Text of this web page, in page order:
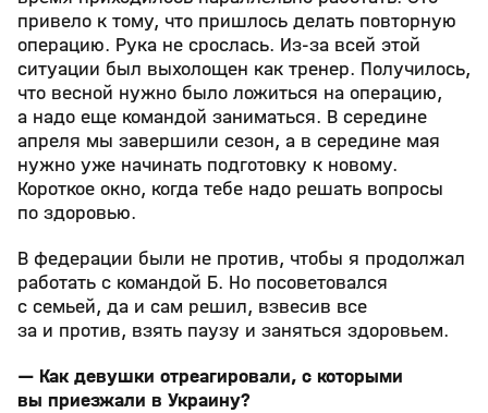
привело к тому, что пришлось делать повторную
операцию. Рука не срослась. Из-за всей этой
ситуации был выхолощен как тренер. Получилось,
что весной нужно было ложиться на операцию,
а надо еще командой заниматься. В середине
апреля мы завершили сезон, а в середине мая
нужно уже начинать подготовку к новому.
Короткое окно, когда тебе надо решать вопросы
по здоровью.
В федерации были не против, чтобы я продолжал
работать с командой Б. Но посоветовался
с семьей, да и сам решил, взвесив все
за и против, взять паузу и заняться здоровьем.
— Как девушки отреагировали, с которыми
вы приезжали в Украину?